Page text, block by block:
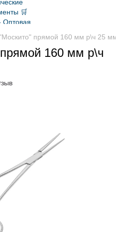
прямой 160 мм р\ч 25
160 мм р\ч